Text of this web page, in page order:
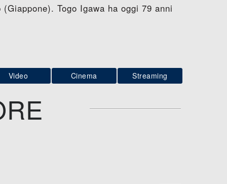
Togo Igawa ha oggi 79 anni
Video Cinema Streaming